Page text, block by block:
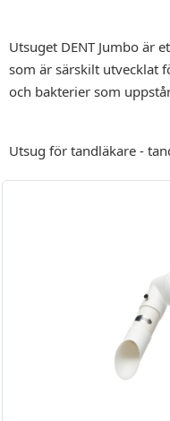
Utsuget DENT Jumbo är
som är särskilt utvecklat
och bakterier som
Utsug för tandläkare -